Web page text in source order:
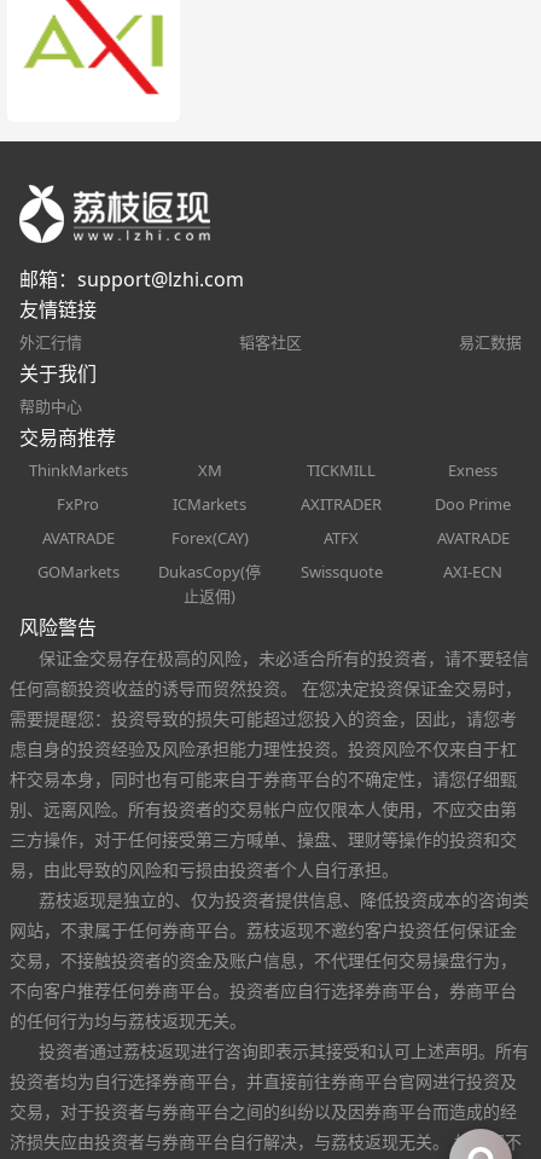
邮箱： support@lzhi.com
友情链接
外汇行情 韬客社区 易汇数据
关于我们
帮助中心
交易商推荐
ThinkMarkets XM TICKMILL
Exness
FxPro
ICMarkets AXITRADER
Doo Prime
AVATRADE
Forex(CAY) ATFX
AVATRADE
GOMarkets
DukasCopy(停
止返佣)
Swissquote AXI-ECN
风险警告
保证金交易存在极高的风险，未必适合所有的投资者，请不要轻信
任何高额投资收益的诱导而贸然投资。 在您决定投资保证金交易时，
需要提醒您：投资导致的损失可能超过您投入的资金，因此，请您考
虑自身的投资经验及风险承担能力理性投资。投资风险不仅来自于杠
杆交易本身，同时也有可能来自于券商平台的不确定性，请您仔细甄
别、远离风险。所有投资者的交易帐户应仅限本人使用，不应交由第
三方操作，对于任何接受第三方喊单、操盘、理财等操作的投资和交
易，由此导致的风险和亏损由投资者个人自行承担。
荔枝返现是独立的、仅为投资者提供信息、降低投资成本的咨询类
网站，不隶属于任何券商平台。荔枝返现不邀约客户投资任何保证金
交易，不接触投资者的资金及账户信息，不代理任何交易操盘行为，
不向客户推荐任何券商平台。投资者应自行选择券商平台，券商平台
的任何行为均与荔枝返现无关。
投资者通过荔枝返现进行咨询即表示其接受和认可上述声明。所有
投资者均为自行选择券商平台，并直接前往券商平台官网进行投资及
交易，对于投资者与券商平台之间的纠纷以及因券商平台而造成的经
济损失应由投资者与券商平台自行解决，与荔枝返现无关。 如果您不